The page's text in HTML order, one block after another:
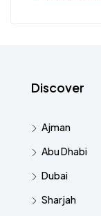
Discover
Ajman
Abu Dhabi
Dubai
Sharjah